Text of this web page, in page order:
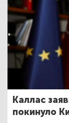
Каллас
покинуло